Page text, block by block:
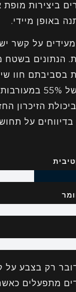
ביצירות מופת
באופן מיידי.
על קשר ישיר
הנתונים
בסביבתם חוו
שונים. למעשה,
בסביבה מעוצבת, שיפור של 40%
החופפים ליצירות, וירידה של
רק בצבע על
מתפעלים